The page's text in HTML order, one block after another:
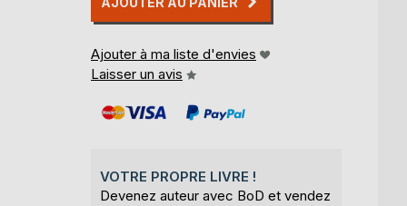
Ajouter à ma liste d'envies
Laisser un avis
VOTRE PROPRE LIVRE !
Devenez auteur avec BoD et vendez